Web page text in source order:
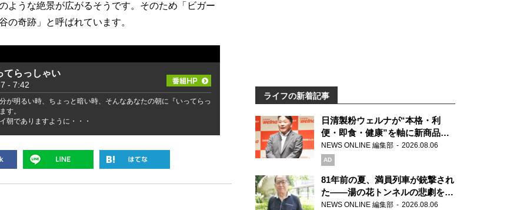
ような絶景が広がるそうです。そのため「ビガー
の奇跡」と呼ばれています。
てらっしゃい
- 7:42
が明るい時、ちょっと暗い時、そんなあなたの朝に『いってらっ
す。
朝でありますように・・・
ライフの新着記事
日清製粉ウェルナが“本格・利
便・即食・健康”を軸に新商品を
展開 「マ・マー」「青の洞窟」
ブランドを強化
NEWS ONLINE 編集部 2026.08.06
AD
81年前の夏、満員列車が銃撃され
た――湯の花トンネルの悲劇を語
り継ぐ男性
NEWS ONLINE 編集部 2026.08.06